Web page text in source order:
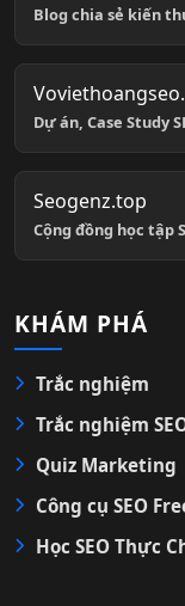
Blog chia sẻ kiến
Dự án, Case Study
Seogenz.top
Cộng đồng học tập
KHÁM PHÁ
Trắc nghiệm
Trắc nghiệm
Quiz Marketing
Công cụ SEO
Học SEO Thực